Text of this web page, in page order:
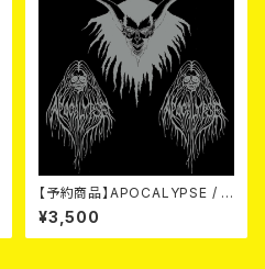
【予約商品】APOCALYPSE / A
POCALYPSE(US Version)
LP【11月入荷予定】
¥3,500